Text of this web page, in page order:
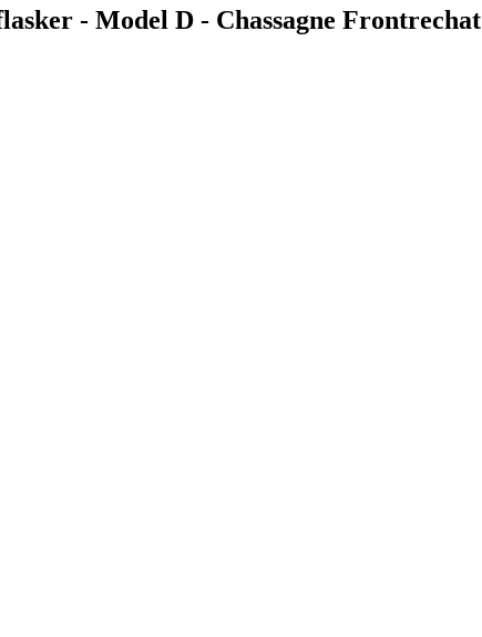
- Model D - Chassagne Frontrechat